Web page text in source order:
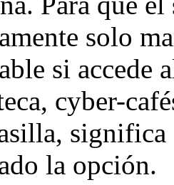
solo
si accede
cyber-
la opción.